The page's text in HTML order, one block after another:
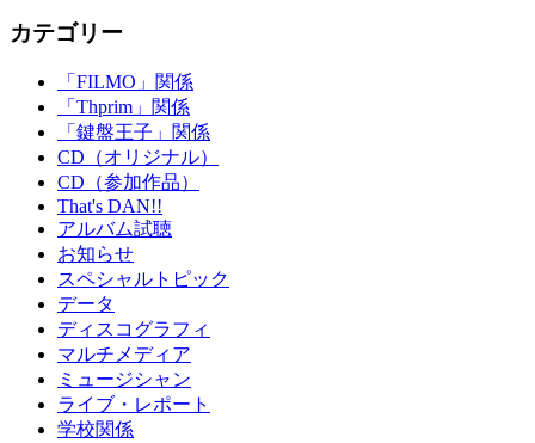
カテゴリー
「FILMO」関係
「Thprim」関係
「鍵盤王子」関係
CD（オリジナル）
CD（参加作品）
That's DAN!!
アルバム試聴
お知らせ
スペシャルトピック
データ
ディスコグラフィ
マルチメディア
ミュージシャン
ライブ・レポート
学校関係